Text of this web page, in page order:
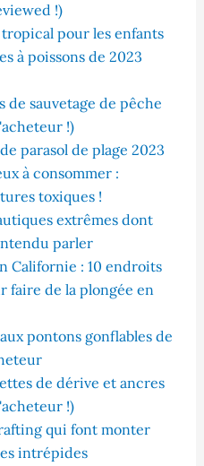
!)
pour les enfants
à poissons de 2023
de sauvetage de pêche
!)
parasol de plage 2023
à consommer :
toxiques !
extrêmes dont
parler
Californie : 10 endroits
faire de la plongée en
pontons gonflables de
de dérive et ancres
!)
qui font monter
intrépides